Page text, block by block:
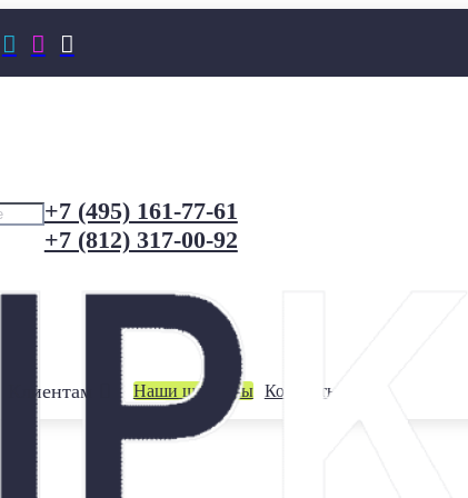
  
+7 (495) 161-77-61
+7 (812) 317-00-92
Клиентам Наши шоурумы Контакты